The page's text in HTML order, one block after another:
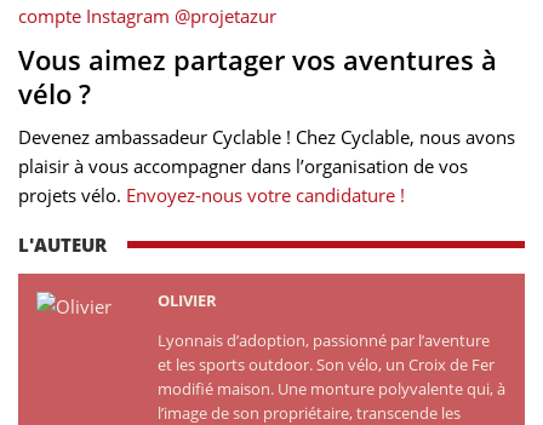
compte Instagram @projetazur
Vous aimez partager vos aventures à
vélo ?
Devenez ambassadeur Cyclable ! Chez Cyclable, nous avons
plaisir à vous accompagner dans l’organisation de vos
projets vélo. Envoyez-nous votre candidature !
L'AUTEUR
OLIVIER
Lyonnais d’adoption, passionné par l’aventure
et les sports outdoor. Son vélo, un Croix de Fer
modifié maison. Une monture polyvalente qui, à
l’image de son propriétaire, transcende les